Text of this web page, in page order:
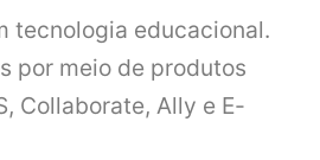
tecnologia educacional.
por meio de produtos
Collaborate, Ally e E-